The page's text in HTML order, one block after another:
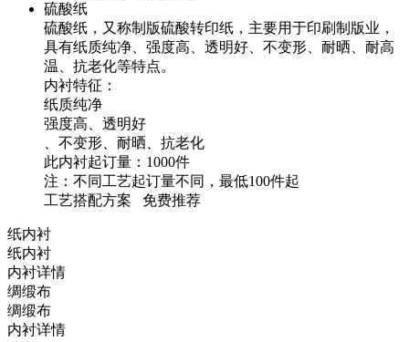
硫酸纸
硫酸纸，又称制版硫酸转印纸，主要用于印刷制版业，
具有纸质纯净、强度高、透明好、不变形、耐晒、耐高
温、抗老化等特点。
内衬特征：
纸质纯净
强度高、透明好
、不变形、耐晒、抗老化
此内衬起订量：1000件
注：不同工艺起订量不同，最低100件起
工艺搭配方案 免费推荐
纸内衬
纸内衬
内衬详情
绸缎布
绸缎布
内衬详情